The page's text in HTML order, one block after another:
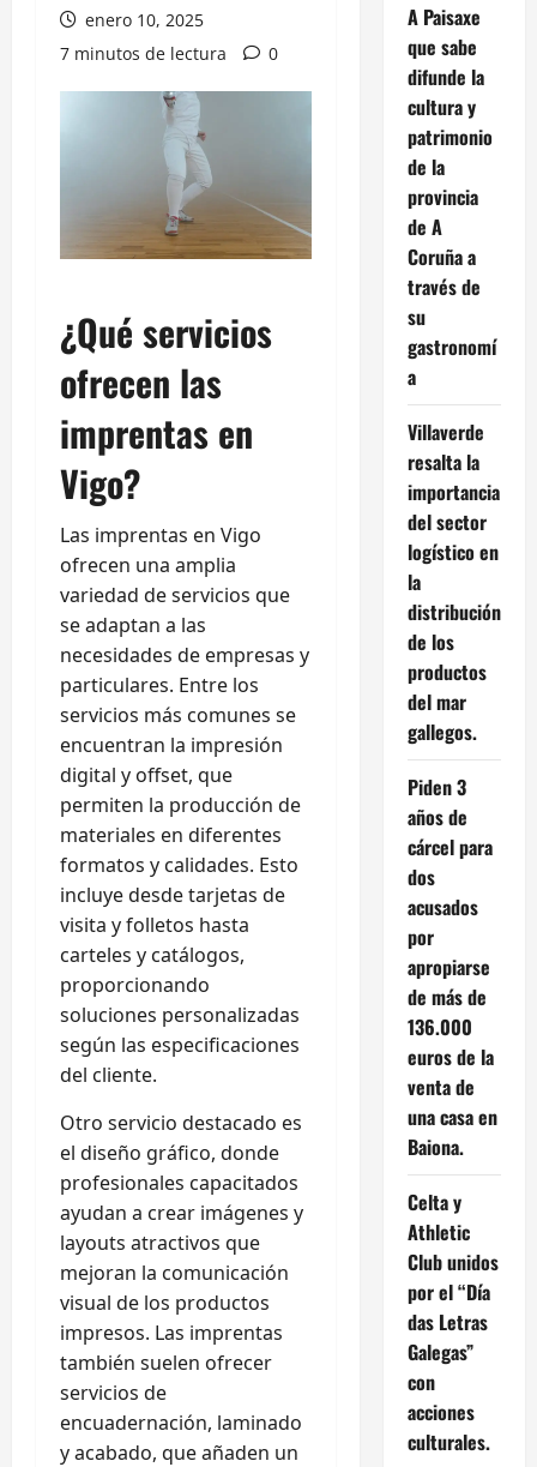
enero 10, 2025
7 minutos de lectura
0
¿Qué servicios
ofrecen las
imprentas en
Vigo?
Las imprentas en Vigo
ofrecen una amplia
variedad de servicios que
se adaptan a las
necesidades de empresas y
particulares. Entre los
servicios más comunes se
encuentran la impresión
digital y offset, que
permiten la producción de
materiales en diferentes
formatos y calidades. Esto
incluye desde tarjetas de
visita y folletos hasta
carteles y catálogos,
proporcionando
soluciones personalizadas
según las especificaciones
del cliente.
Otro servicio destacado es
el diseño gráfico, donde
profesionales capacitados
ayudan a crear imágenes y
layouts atractivos que
mejoran la comunicación
visual de los productos
impresos. Las imprentas
también suelen ofrecer
servicios de
encuadernación, laminado
y acabado, que añaden un
A Paisaxe
que sabe
difunde la
cultura y
patrimonio
de la
provincia
de A
Coruña a
través de
su
gastronomí
a
Villaverde
resalta la
importancia
del sector
logístico en
la
distribución
de los
productos
del mar
gallegos.
Piden 3
años de
cárcel para
dos
acusados
por
apropiarse
de más de
136.000
euros de la
venta de
una casa en
Baiona.
Celta y
Athletic
Club unidos
por el “Día
das Letras
Galegas”
con
acciones
culturales.